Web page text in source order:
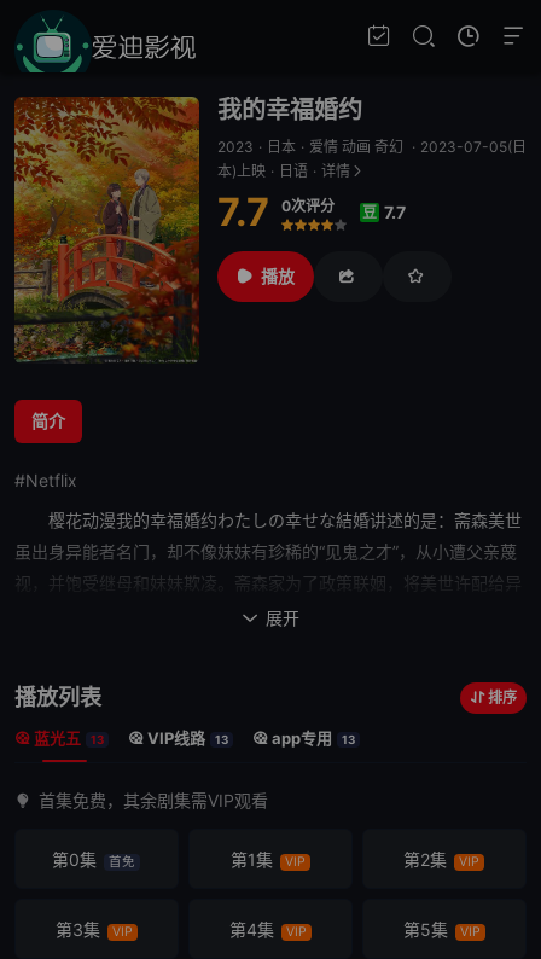
我的幸福婚约
2023 · 日本 · 爱情 动画 奇幻 · 2023-07-05(日
本)上映 · 日语 · 详情
7.7 0次评分
很差
较差还行推荐力荐
豆 7.7
播放
简介
#Netflix
樱花动漫我的幸福婚约わたしの幸せな結婚讲述的是：斋森美世
虽出身异能者名门，却不像妹妹有珍稀的“见鬼之才”，从小遭父亲蔑
视，并饱受继母和妹妹欺凌。斋森家为了政策联姻，将美世许配给异
能者久堂清霞。此人虽才能卓越却性格冷酷，已被多任未婚妻解除婚
 展开
播放列表 排序
蓝光五 13 VIP线路 13 app专用 13
首集免费，其余剧集需VIP观看
第0集 首免 第1集 VIP 第2集 VIP
第3集 VIP 第4集 VIP 第5集 VIP